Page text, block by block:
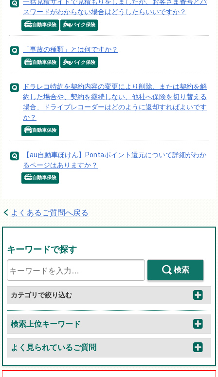
一括見積サイトで見積もりをしましたが、お客さま番号とパ
スワードがわからない場合はどうしたらいいですか？
自動車保険 バイク保険
「事故の種類」とは何ですか？
自動車保険 バイク保険
ドラレコ特約を契約内容の変更により削除、または契約を解
約した場合や、契約を継続しない、他社へ保険を切り替える
場合、ドライブレコーダーはどのように返却すればよいです
か？
自動車保険
【au自動車ほけん】Pontaポイント還元について詳細がわか
るページはありますか？
自動車保険
よくあるご質問へ戻る
キーワードで探す
検索
カテゴリで絞り込む
検索上位キーワード
よく見られているご質問